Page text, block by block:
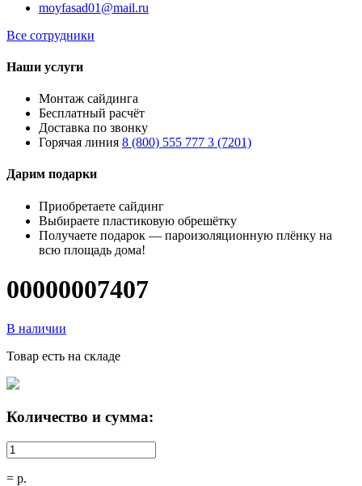
moyfasad01@mail.ru
Все сотрудники
Наши услуги
Монтаж сайдинга
Бесплатный расчёт
Доставка по звонку
Горячая линия 8 (800) 555 777 3 (7201)
Дарим подарки
Приобретаете сайдинг
Выбираете пластиковую обрешётку
Получаете подарок — пароизоляционную плёнку на
всю площадь дома!
00000007407
В наличии
Товар есть на складе
Количество и сумма:
= р.